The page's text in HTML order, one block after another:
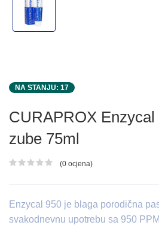
NA STANJU: 17
CURAPROX
zube 75ml
Ocjena proizvoda
(0 ocjena)
Enzycal 950 je blaga porodična
svakodnevnu upotrebu sa 950